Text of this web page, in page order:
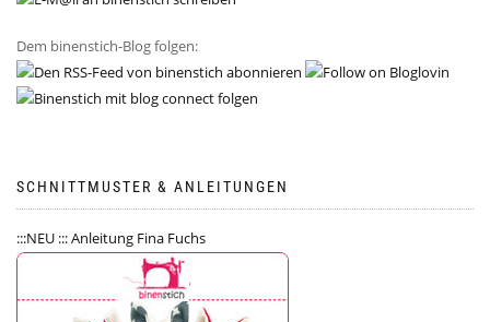
Dem binenstich-Blog folgen:
SCHNITTMUSTER & ANLEITUNGEN
:::NEU ::: Anleitung Fina Fuchs